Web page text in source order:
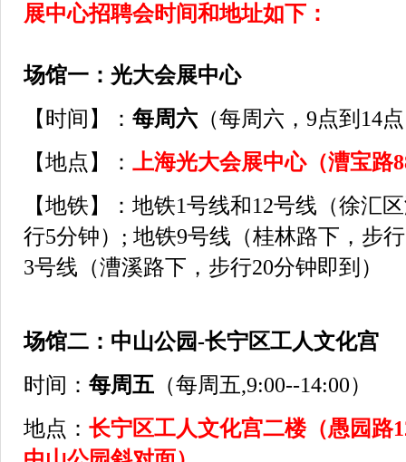
展中心招聘会时间和地址如下：
场馆一：光大会展中心
【时间】： 每周六 （每周六，9点到14
【地点】： 上海光大会展中心（漕宝路
【地铁】：地铁1号线和12号线（徐汇
行5分钟）; 地铁9号线（桂林路下，步
3号线（漕溪路下，步行20分钟即到）
场馆二：中山公园-长宁区工人文化宫
时间： 每周五 （每周五,9:00--14:00）
地点： 长宁区工人文化宫二楼（愚园路